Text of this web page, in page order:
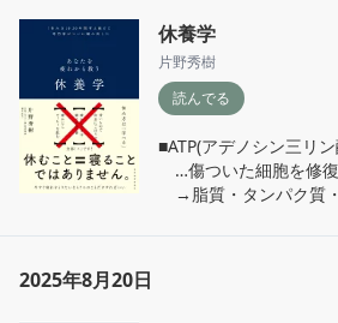
らの本で読んだ『どん
か』という一文が思い
「自分の本当にしたい
ものを選択できるよう
の意見を自分の意見と
いない根無草のよう
休養学
片野秀樹
読んでる
■ATP(アデノシン三リ
…傷ついた細胞を修
→脂質・タンパク質
2025年8月20日